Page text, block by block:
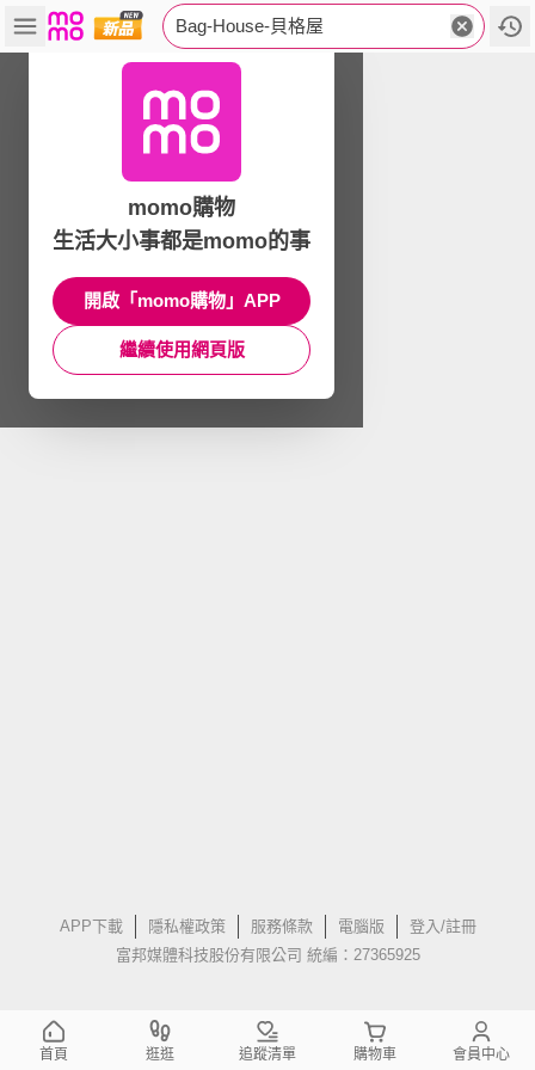
Bag-House-貝格屋
APP下載 隱私權政策 服務條款 電腦版
登入/註冊
富邦媒體科技股份有限公司 統編：27365925
momo購物
生活大小事都是momo的事
開啟「momo購物」APP
繼續使用網頁版
首頁 逛逛 追蹤清單 購物車 會員中心